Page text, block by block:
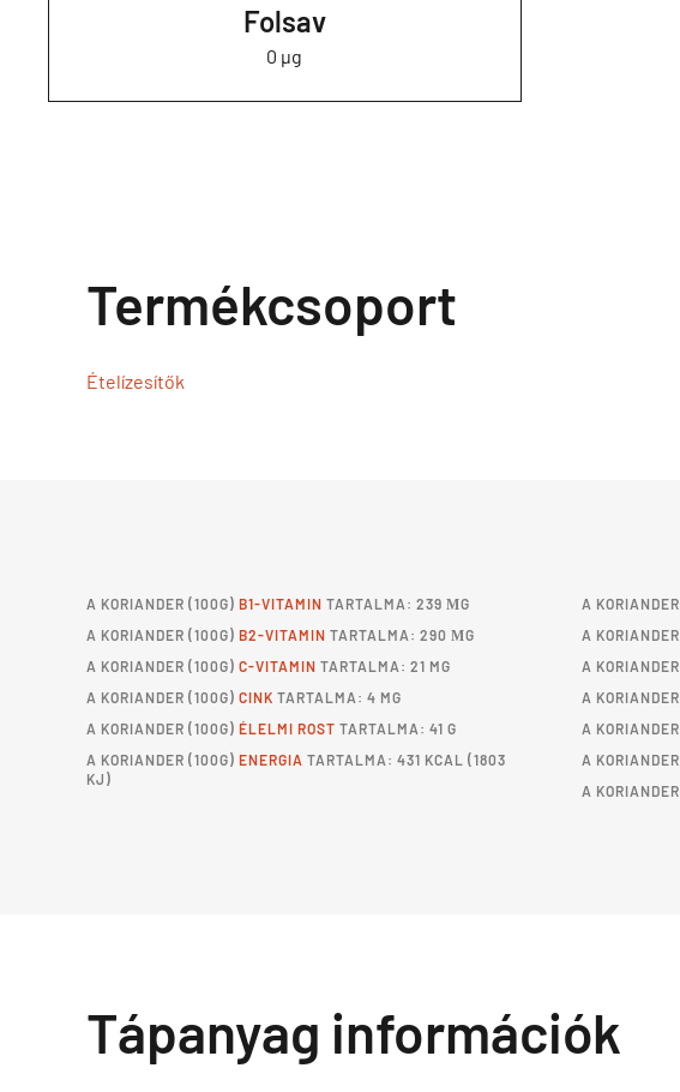
Folsav
0 µg
Termékcsoport
Ételízesítők
A KORIANDER (100G) B1-VITAMIN TARTALMA: 239 ΜG
A KORIANDER (100G) B2-VITAMIN TARTALMA: 290 ΜG
A KORIANDER (100G) C-VITAMIN TARTALMA: 21 MG
A KORIANDER (100G) CINK TARTALMA: 4 MG
A KORIANDER (100G) ÉLELMI ROST TARTALMA: 41 G
A KORIANDER (100G) ENERGIA TARTALMA: 431 KCAL (1803
KJ)
A KORIANDER
A KORIANDER
A KORIANDER
A KORIANDER
A KORIANDER
A KORIANDER
A KORIANDER
Tápanyag információk